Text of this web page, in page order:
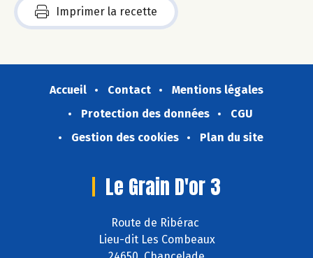
Imprimer la recette
Accueil Contact
Mentions légales
Protection des données
CGU
Gestion des cookies
Plan du site
Le Grain D'or 3
Route de Ribérac
Lieu-dit Les Combeaux